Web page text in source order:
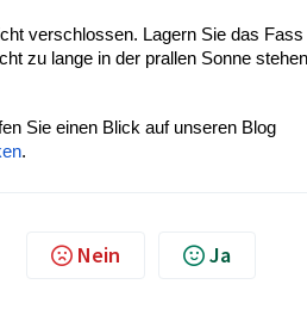
verschlossen. Lagern Sie das
zu lange in der prallen Sonne
Sie einen Blick auf unseren Blog
.
Nein Ja